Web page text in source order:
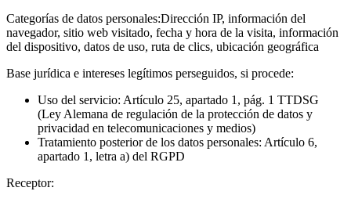
Categorías de datos personales:Dirección IP, información del
navegador, sitio web visitado, fecha y hora de la visita, información
del dispositivo, datos de uso, ruta de clics, ubicación geográfica
Base jurídica e intereses legítimos perseguidos, si procede:
Uso del servicio: Artículo 25, apartado 1, pág. 1 TTDSG
(Ley Alemana de regulación de la protección de datos y
privacidad en telecomunicaciones y medios)
Tratamiento posterior de los datos personales: Artículo 6,
apartado 1, letra a) del RGPD
Receptor: